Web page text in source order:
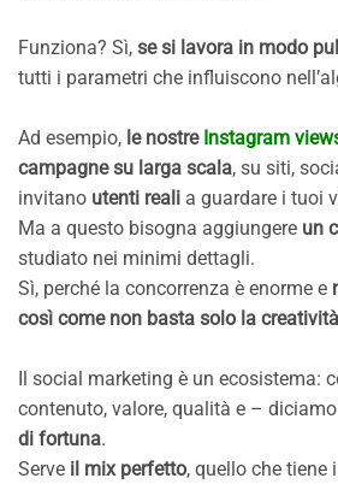
Funziona? Sì, se si lavora in modo
tutti i parametri che influiscono
Ad esempio, le nostre Instagram
campagne su larga scala, su siti,
invitano utenti reali a guardare i tuoi
Ma a questo bisogna aggiungere un
studiato nei minimi dettagli.
Sì, perché la concorrenza è enorme e
così come non basta solo la
Il social marketing è un ecosistema:
contenuto, valore, qualità e –
di fortuna.
Serve il mix perfetto, quello che tiene